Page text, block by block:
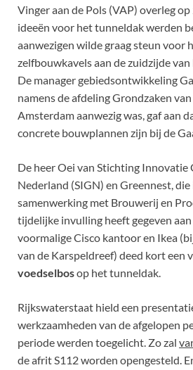
Vinger aan de Pols (VAP) overleg
ideeën voor het tunneldak werden
aanwezigen wilde graag steun voor
zelfbouwkavels aan de zuidzijde
De manager gebiedsontwikkeling
namens de afdeling Grondzaken
Amsterdam aanwezig was, gaf aan
concrete bouwplannen zijn bij de
De heer Oei van Stichting
Nederland (SIGN) en Greennest,
samenwerking met Brouwerij en
tijdelijke invulling heeft gegeven
voormalige Cisco kantoor en Ikea
van de Karspeldreef) deed kort een
voedselbosop het tunneldak.
Rijkswaterstaat hield een
werkzaamheden van de afgelopen
periode werden toegelicht. Zo zal
de afrit S112 worden opengesteld.